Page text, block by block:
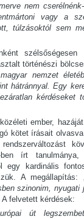
nem
vagy a
túlzásoktól sem
történészi
nemzet
hátránnyal. Egy
kérdéseket
ember,
kötet írásait
ben írt tanulmánya,
egy kardinális
A megállapítás:
szinonim, nyugati
A felvetett kérdések:
út